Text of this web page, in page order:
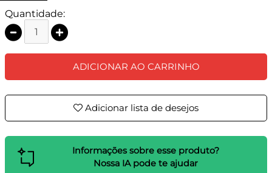
Quantidade:
ADICIONAR AO CARRINHO
Adicionar lista de desejos
Informações sobre esse produto?
Nossa IA pode te ajudar